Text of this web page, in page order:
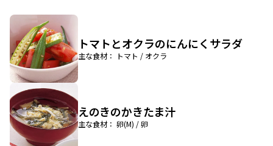
トマトとオクラのにんにくサラダ
主な食材： トマト / オクラ
えのきのかきたま汁
主な食材： 卵(M) / 卵